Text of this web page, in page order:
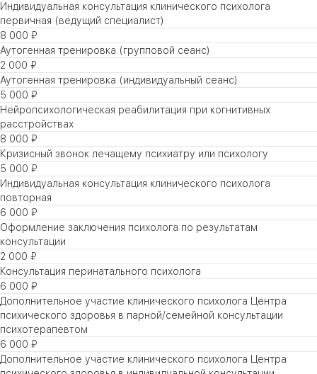
Индивидуальная консультация клинического психолога
первичная (ведущий специалист)
8 000 ₽
Аутогенная тренировка (групповой сеанс)
2 000 ₽
Аутогенная тренировка (индивидуальный сеанс)
5 000 ₽
Нейропсихологическая реабилитация при когнитивных
расстройствах
8 000 ₽
Кризисный звонок лечащему психиатру или психологу
5 000 ₽
Индивидуальная консультация клинического психолога
повторная
6 000 ₽
Оформление заключения психолога по результатам
консультации
2 000 ₽
Консультация перинатального психолога
6 000 ₽
Дополнительное участие клинического психолога Центра
психического здоровья в парной/семейной консультации
психотерапевтом
6 000 ₽
Дополнительное участие клинического психолога Центра